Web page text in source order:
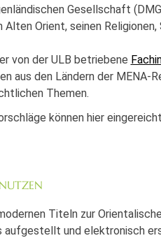
Gesellschaft
Alten Orient, seinen Religionen,
von der ULB betriebene
aus den Ländern der MENA-
Themen.
können hier
Titeln zur
aufgestellt und elektronisch